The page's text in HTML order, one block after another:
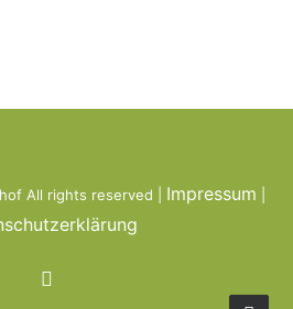
All rights reserved | Impressum